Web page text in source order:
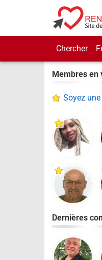
Chercher
Membres en
Soyez
Dernières